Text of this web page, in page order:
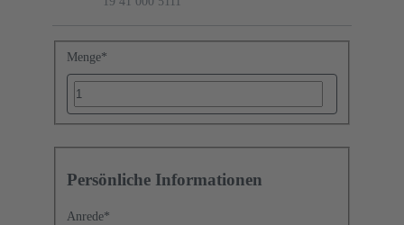
Menge*
Persönliche Informationen
Anrede*